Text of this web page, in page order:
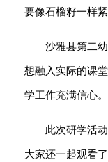
要像石榴籽一样
沙雅县第二
想融入实际的课
学工作充满信心
此次研学活
大家还一起观看